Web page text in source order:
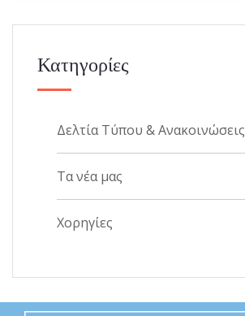
Κατηγορίες
Δελτία Τύπου & Ανακοινώσεις
Τα νέα μας
Χορηγίες